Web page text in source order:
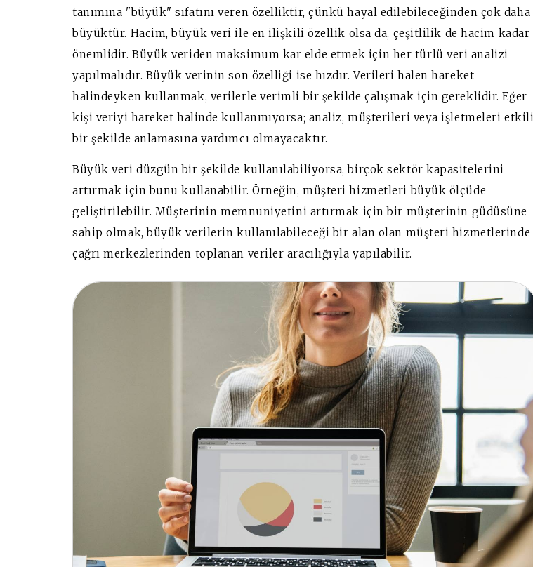
tanımına "büyük" sıfatını veren özelliktir, çünkü hayal edilebileceğinden çok daha
büyüktür. Hacim, büyük veri ile en ilişkili özellik olsa da, çeşitlilik de hacim kadar
önemlidir. Büyük veriden maksimum kar elde etmek için her türlü veri analizi
yapılmalıdır. Büyük verinin son özelliği ise hızdır. Verileri halen hareket
halindeyken kullanmak, verilerle verimli bir şekilde çalışmak için gereklidir. Eğer
kişi veriyi hareket halinde kullanmıyorsa; analiz, müşterileri veya işletmeleri etkili
bir şekilde anlamasına yardımcı olmayacaktır.
Büyük veri düzgün bir şekilde kullanılabiliyorsa, birçok sektör kapasitelerini
artırmak için bunu kullanabilir. Örneğin, müşteri hizmetleri büyük ölçüde
geliştirilebilir. Müşterinin memnuniyetini artırmak için bir müşterinin güdüsüne
sahip olmak, büyük verilerin kullanılabileceği bir alan olan müşteri hizmetlerinde
çağrı merkezlerinden toplanan veriler aracılığıyla yapılabilir.